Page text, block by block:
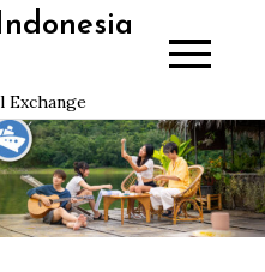
Exchange